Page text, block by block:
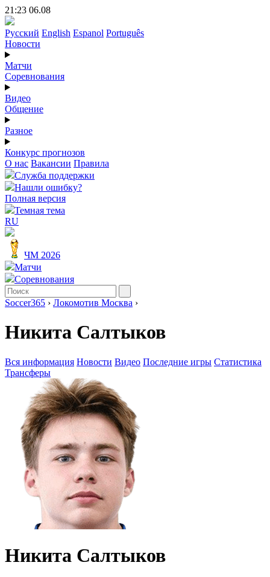
21:23 06.08
Русский English Espanol Português
Новости
Матчи
Соревнования
Видео
Общение
Разное
Конкурс прогнозов
О нас Вакансии Правила
Служба поддержки
Нашли ошибку?
Полная версия
Темная тема
RU
ЧМ 2026
Матчи
Соревнования
Soccer365 › Локомотив Москва ›
Никита Салтыков
Вся информация Новости Видео Последние игры Статистика
Трансферы
Никита Салтыков